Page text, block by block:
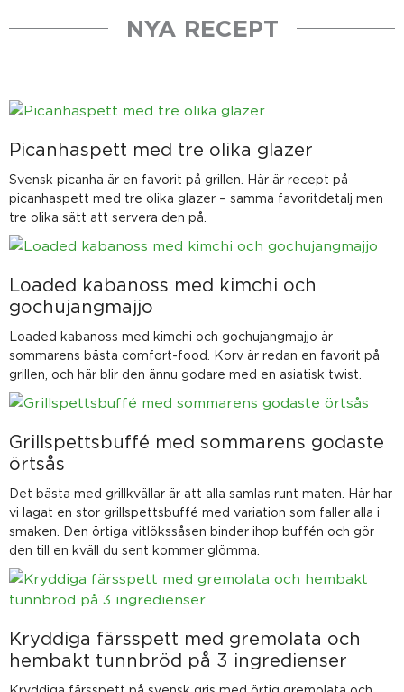
NYA RECEPT
Picanhaspett med tre olika glazer
Svensk picanha är en favorit på grillen. Här är recept på
picanhaspett med tre olika glazer – samma favoritdetalj men
tre olika sätt att servera den på.
Loaded kabanoss med kimchi och
gochujangmajjo
Loaded kabanoss med kimchi och gochujangmajjo är
sommarens bästa comfort-food. Korv är redan en favorit på
grillen, och här blir den ännu godare med en asiatisk twist.
Grillspettsbuffé med sommarens godaste
örtsås
Det bästa med grillkvällar är att alla samlas runt maten. Här har
vi lagat en stor grillspettsbuffé med variation som faller alla i
smaken. Den örtiga vitlökssåsen binder ihop buffén och gör
den till en kväll du sent kommer glömma.
Kryddiga färsspett med gremolata och
hembakt tunnbröd på 3 ingredienser
Sida
SidaSida
SidaSida